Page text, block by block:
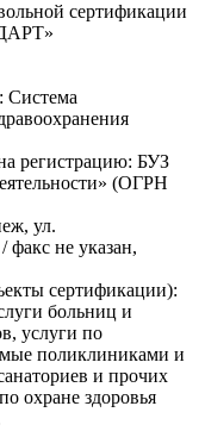
сертификации
Система
регистрацию: БУЗ
(ОГРН
ул.
не указан,
сертификации):
больниц и
услуги по
поликлиниками и
и прочих
охране здоровья